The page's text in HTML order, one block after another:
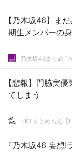
【乃木坂46】ま
期生メンバーの
乃木坂46まとめ
【悲報】門脇実
てしまう
HKTまとめもん【
『乃木坂46 妄想!